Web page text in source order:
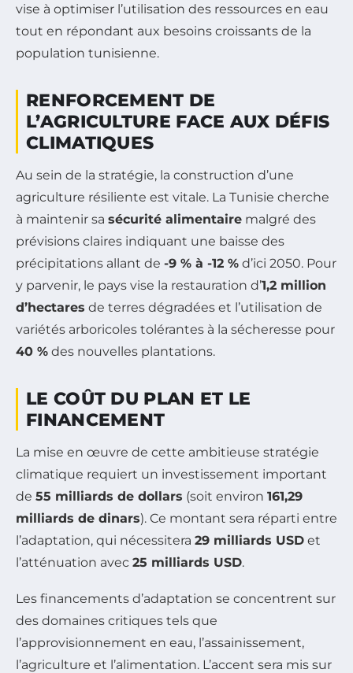
vise à optimiser l’utilisation des ressources en eau
tout en répondant aux besoins croissants de la
population tunisienne.
RENFORCEMENT DE
L’AGRICULTURE FACE AUX DÉFIS
CLIMATIQUES
Au sein de la stratégie, la construction d’une
agriculture résiliente est vitale. La Tunisie cherche
à maintenir sa sécurité alimentaire malgré des
prévisions claires indiquant une baisse des
précipitations allant de -9 % à -12 % d’ici 2050. Pour
y parvenir, le pays vise la restauration d’1,2 million
d’hectares de terres dégradées et l’utilisation de
variétés arboricoles tolérantes à la sécheresse pour
40 % des nouvelles plantations.
LE COÛT DU PLAN ET LE
FINANCEMENT
La mise en œuvre de cette ambitieuse stratégie
climatique requiert un investissement important
de 55 milliards de dollars (soit environ 161,29
milliards de dinars). Ce montant sera réparti entre
l’adaptation, qui nécessitera 29 milliards USD et
l’atténuation avec 25 milliards USD.
Les financements d’adaptation se concentrent sur
des domaines critiques tels que
l’approvisionnement en eau, l’assainissement,
l’agriculture et l’alimentation. L’accent sera mis sur